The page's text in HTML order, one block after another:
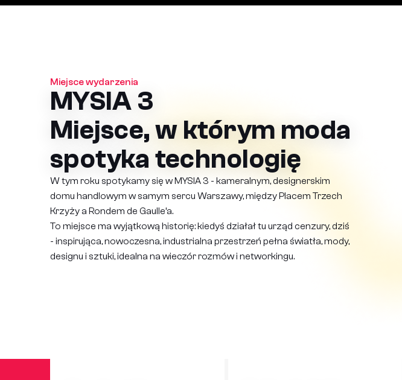
Miejsce wydarzenia
MYSIA 3
Miejsce, w którym moda
spotyka technologię
W tym roku spotykamy się w MYSIA 3 - kameralnym, designerskim
domu handlowym w samym sercu Warszawy, między Placem Trzech
Krzyży a Rondem de Gaulle’a.
To miejsce ma wyjątkową historię: kiedyś działał tu urząd cenzury, dziś
- inspirująca, nowoczesna, industrialna przestrzeń pełna światła, mody,
designu i sztuki, idealna na wieczór rozmów i networkingu.